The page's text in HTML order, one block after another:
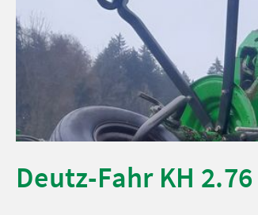
Deutz-Fahr KH 2.76